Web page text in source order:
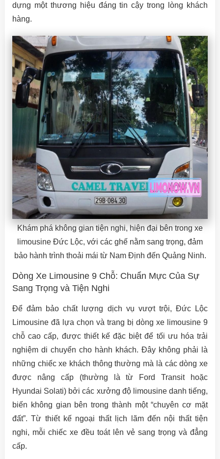
dựng một thương hiệu đáng tin cậy trong lòng khách
hàng.
Khám phá không gian tiện nghi, hiện đại bên trong xe
limousine Đức Lộc, với các ghế nằm sang trọng, đảm
bảo hành trình thoải mái từ Nam Định đến Quảng Ninh.
Dòng Xe Limousine 9 Chỗ: Chuẩn Mực Của Sự
Sang Trọng và Tiện Nghi
Để đảm bảo chất lượng dịch vụ vượt trội, Đức Lộc
Limousine đã lựa chọn và trang bị dòng xe limousine 9
chỗ cao cấp, được thiết kế đặc biệt để tối ưu hóa trải
nghiệm di chuyển cho hành khách. Đây không phải là
những chiếc xe khách thông thường mà là các dòng xe
được nâng cấp (thường là từ Ford Transit hoặc
Hyundai Solati) bởi các xưởng độ limousine danh tiếng,
biến không gian bên trong thành một “chuyên cơ mặt
đất”. Từ thiết kế ngoại thất lịch lãm đến nội thất tiện
nghi, mỗi chiếc xe đều toát lên vẻ sang trọng và đẳng
cấp.